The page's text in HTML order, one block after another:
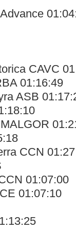
CAVC
01:16:49
ASB
CCN
01:07:00
01:07:10